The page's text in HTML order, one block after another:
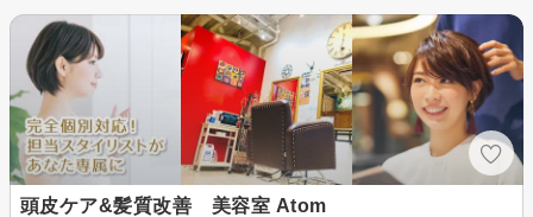
頭皮ケア&髪質改善 美容室 Atom